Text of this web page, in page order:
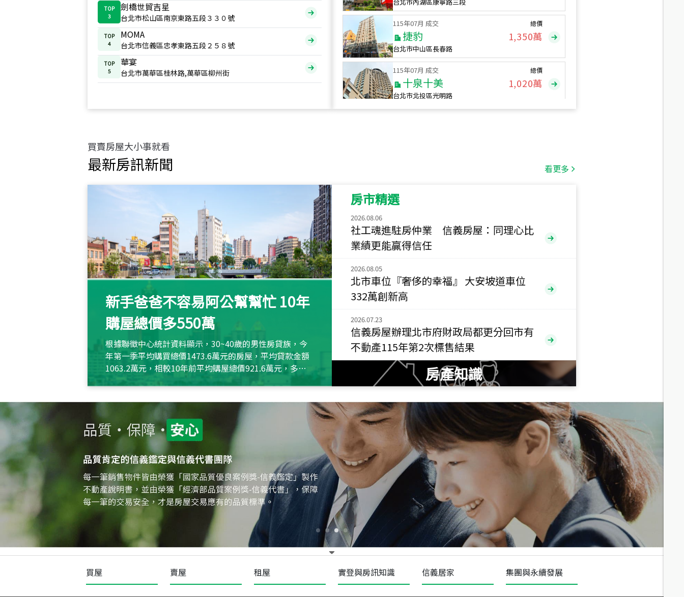
TOP
3
劍橋世貿吉星
台北市松山區南京東路五段３３０號
TOP
4
MOMA
台北市信義區忠孝東路五段２５８號
TOP
5
華宴
台北市萬華區桂林路,萬華區柳州街
115年07月 成交
捷豹
台北市中山區長春路
總價
1,350萬
115年07月 成交
十泉十美
台北市北投區光明路
總價
1,020萬
115
新北市永和區環河西路二段
115年07月 成交
央央 5,800萬
115年
小西華
115 年07 月 成交
捷豹
台北市中山區長春路
總價
115年07月 成交
十泉十美
台北市北投區光明路
總價
1,020萬
年 07 月 成交
四維天廈
新竹市新竹市四維路
總價
490萬
115 月 成交
菁英典藏
新竹市新竹市慈祥路
1,808
買賣房屋大小事就看
最新房訊新聞 看更多
新手爸爸不容易阿公幫幫忙 10年
購屋總價多550萬
根據聯徵中心統計資料顯示，30~40歲的男性房貸族，今
年第一季平均購買總價1473.6萬元的房屋，平均貸款金額
1063.2萬元，相較10年前平均購屋總價921.6萬元，多出
約550萬元，且貸款金額也多
房市精選
2026.08.06
社工魂進駐房仲業 信義房屋：同理心比
業績更能贏得信任
2026.08.05
北市車位『奢侈的幸福』 大安坡道車位
332萬創新高
2026.07.23
信義房屋辦理北市府財政局都更分回市有
不動產115年第2次標售結果
房產知識
買屋 賣屋 租屋 實登與房訊知識 信義居家 集團與永續發展